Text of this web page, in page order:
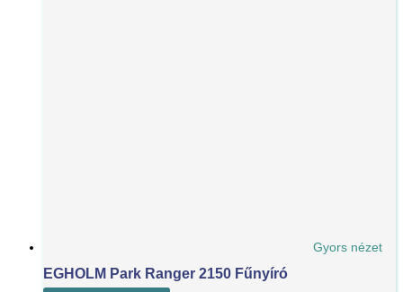
Gyors nézet
EGHOLM Park Ranger 2150 Fűnyíró